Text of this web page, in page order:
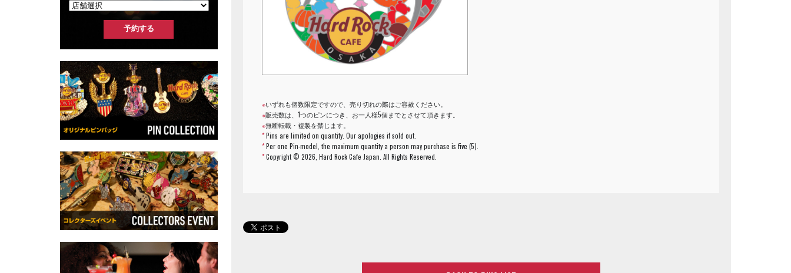
※いずれも個数限定ですので、売り切れの際はご容赦ください。
※販売数は、1つのピンにつき、お一人様5個までとさせて頂きます。
※無断転載・複製を禁じます。
*Pins are limited on quantity. Our apologies if sold out.
*Per one Pin-model, the maximum quantity a person may purchase is five (5).
*Copyright ©2026, Hard Rock Cafe Japan. All Rights Reserved.